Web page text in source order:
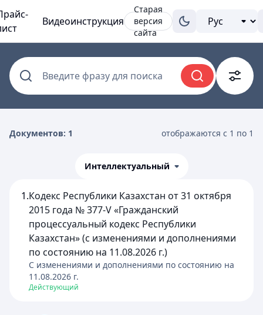
Видеоинструкция
Старая
версия
сайта
Введите фразу для поиска
Документов: 1 отображаются с 1 по 1
Интеллектуальный
1.Кодекс Республики Казахстан от 31 октября
2015 года № 377-V «Гражданский
процессуальный кодекс Республики
Казахстан» (с изменениями и дополнениями
по состоянию на 11.08.2026 г.)
C изменениями и дополнениями по состоянию на
11.08.2026 г.
Действующий